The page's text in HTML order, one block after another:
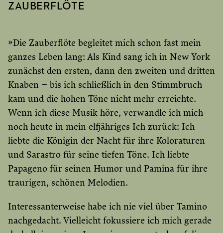
ZAUBERFLÖTE
»Die Zauberflöte begleitet mich schon fast mein
ganzes Leben lang: Als Kind sang ich in New York
zunächst den ersten, dann den zweiten und dritten
Knaben – bis ich schließlich in den Stimmbruch
kam und die hohen Töne nicht mehr erreichte.
Wenn ich diese Musik höre, verwandle ich mich
noch heute in mein elfjähriges Ich zurück: Ich
liebte die Königin der Nacht für ihre Koloraturen
und Sarastro für seine tiefen Töne. Ich liebte
Papageno für seinen Humor und Pamina für ihre
traurigen, schönen Melodien.
Interessanterweise habe ich nie viel über Tamino
nachgedacht. Vielleicht fokussiere ich mich gerade